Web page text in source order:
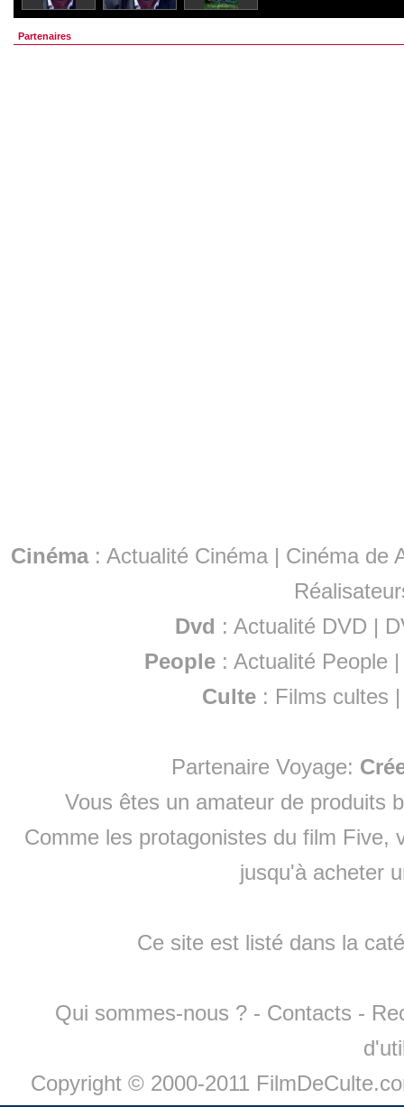
Partenaires
Cinéma: Actualité Cinéma | Cinéma de
Dvd : Actualité DVD |
People :Actualité People
Culte : Films cultes
Partenaire Voyage:
Vous êtes un amateur de produits
Comme les protagonistes du film Five,
jusqu'à acheter
Ce site est listé dans la
Qui sommes-nous ? - Contacts -
Copyright © 2000-2011